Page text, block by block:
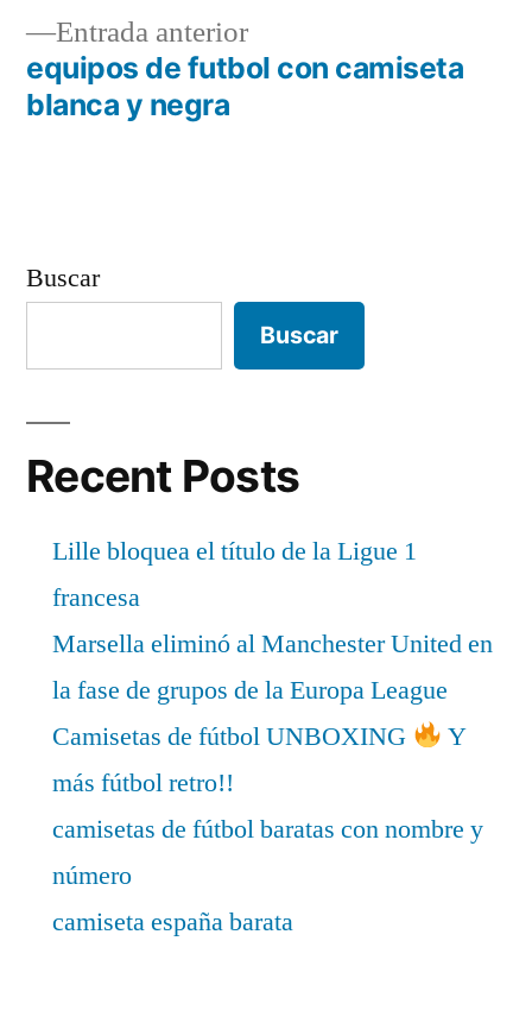
de
entradas
Entrada anteriorEntrada
anterior:
equipos de futbol con camiseta
blanca y negra
Buscar
Buscar
Recent Posts
Lille bloquea el título de la Ligue 1
francesa
Marsella eliminó al Manchester United en
la fase de grupos de la Europa League
Camisetas de fútbol UNBOXING
Y
más fútbol retro!!
camisetas de fútbol baratas con nombre y
número
camiseta españa barata